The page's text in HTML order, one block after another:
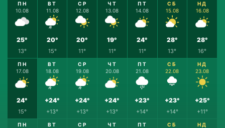
ПН
10.08
25°
13°
ВТ
11.08
20°
15°
СР
12.08
20°
11°
ЧТ
13.08
19°
11°
ПТ
14.08
24°
11°
СБ
15.08
28°
13°
НД
16.08
28°
16°
ПН
17.08
24°
15°
ВТ
18.08
+24°
+13°
СР
19.08
+24°
+13°
ЧТ
20.08
+24°
+13°
ПТ
21.08
+23°
+14°
СБ
22.08
+23°
+14°
НД
23.08
+25°
+11°
ПН
ВТ
СР
ЧТ
ПТ
СБ
НД